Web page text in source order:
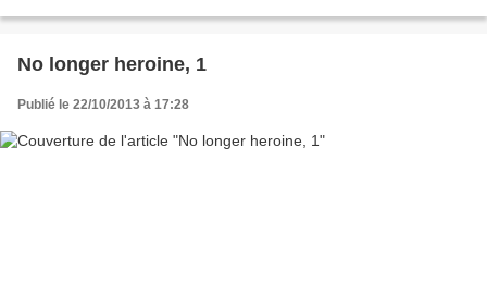
No longer heroine, 1
Publié le 22/10/2013 à 17:28